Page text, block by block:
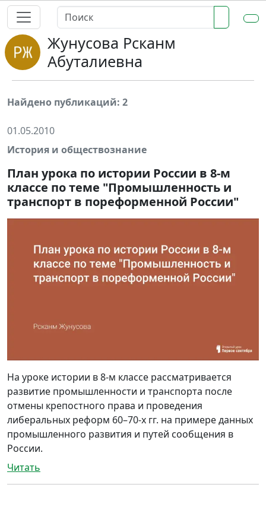
Жунусова Рсканм
Абуталиевна
Найдено публикаций: 2
01.05.2010
История и обществознание
План урока по истории России в 8-м
классе по теме "Промышленность и
транспорт в пореформенной России"
На уроке истории в 8-м классе рассматривается
развитие промышленности и транспорта после
отмены крепостного права и проведения
либеральных реформ 60–70-х гг. на примере данных
промышленного развития и путей сообщения в
России.
Читать